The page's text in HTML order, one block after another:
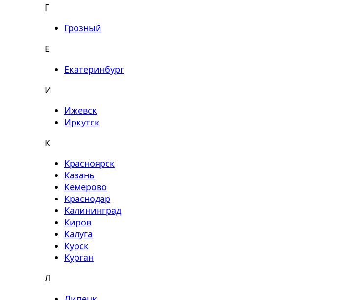
Г
Грозный
Е
Екатеринбург
И
Ижевск
Иркутск
К
Красноярск
Казань
Кемерово
Краснодар
Калининград
Киров
Калуга
Курск
Курган
Л